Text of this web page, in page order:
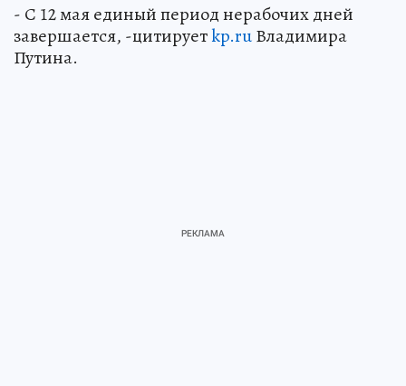
- С 12 мая единый период нерабочих дней
завершается, -цитируетkp.ruВладимира
Путина.